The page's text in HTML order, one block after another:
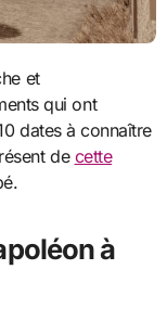
qui ont
dates à connaître
de cette
à